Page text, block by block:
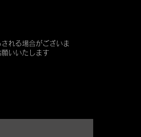
れる場合がございま
いいたします